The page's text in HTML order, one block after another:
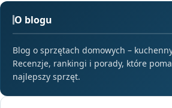
O blogu
Blog o sprzętach domowych –
Recenzje, rankingi i porady, które
najlepszy sprzęt.